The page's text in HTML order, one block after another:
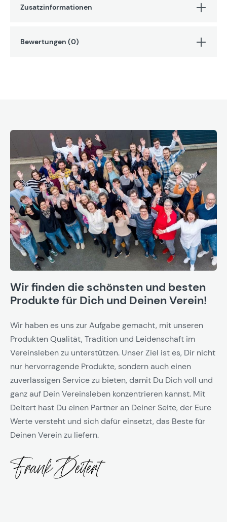
Zusatzinformationen
Bewertungen (0)
Wir finden die schönsten und besten
Produkte für Dich und Deinen Verein!
Wir haben es uns zur Aufgabe gemacht, mit unseren
Produkten Qualität, Tradition und Leidenschaft im
Vereinsleben zu unterstützen. Unser Ziel ist es, Dir nicht
nur hervorragende Produkte, sondern auch einen
zuverlässigen Service zu bieten, damit Du Dich voll und
ganz auf Dein Vereinsleben konzentrieren kannst. Mit
Deitert hast Du einen Partner an Deiner Seite, der Eure
Werte versteht und sich dafür einsetzt, das Beste für
Deinen Verein zu liefern.